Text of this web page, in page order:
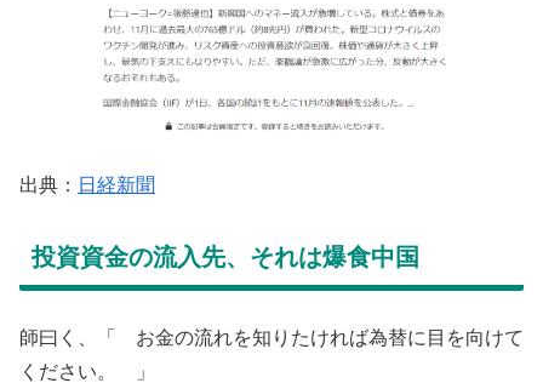
出典： 日経新聞
投資資金の流入先、それは爆食中国
師曰く、「 お金の流れを知りたければ為替に目を向けて
ください。 」